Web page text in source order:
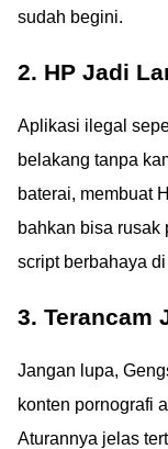
sudah begini.
2. HP Jadi
Aplikasi ilegal
belakang tanpa
baterai, membuat
bahkan bisa rusak
script berbahaya
3. Terancam
Jangan lupa,
konten pornografi
Aturannya jelas